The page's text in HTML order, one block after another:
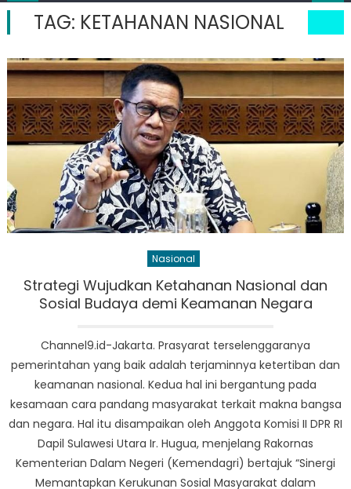
TAG: KETAHANAN NASIONAL
Nasional
Strategi Wujudkan Ketahanan Nasional dan
Sosial Budaya demi Keamanan Negara
Channel9.id-Jakarta. Prasyarat terselenggaranya
pemerintahan yang baik adalah terjaminnya ketertiban dan
keamanan nasional. Kedua hal ini bergantung pada
kesamaan cara pandang masyarakat terkait makna bangsa
dan negara. Hal itu disampaikan oleh Anggota Komisi II DPR RI
Dapil Sulawesi Utara Ir. Hugua, menjelang Rakornas
Kementerian Dalam Negeri (Kemendagri) bertajuk “Sinergi
Memantapkan Kerukunan Sosial Masyarakat dalam